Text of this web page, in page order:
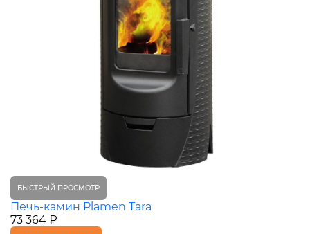
БЫСТРЫЙ ПРОСМОТР
Печь-камин Plamen Tara
73 364 ₽